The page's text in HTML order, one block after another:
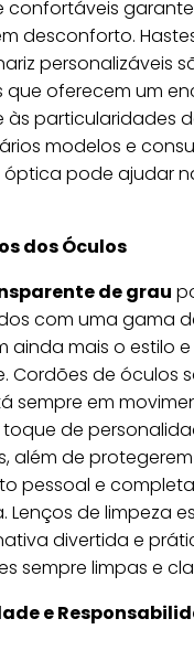
confortáveis
desconforto.
personalizáveis
oferecem um
particularidades
modelos e
óptica pode ajudar
dos Óculos
de grau
com uma gama
ainda mais o estilo
Cordões de óculos
sempre em
de
além de
pessoal e
Lenços de limpeza
divertida e
sempre limpas e
e